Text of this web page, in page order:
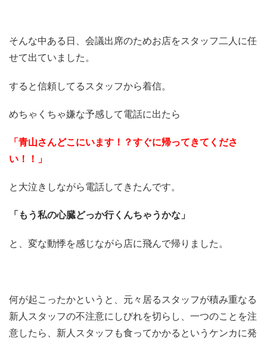
そんな中ある日、会議出席のためお店をスタッフ二人に任
せて出ていました。
すると信頼してるスタッフから着信。
めちゃくちゃ嫌な予感して電話に出たら
「青山さんどこにいます！？すぐに帰ってきてくださ
い！！」
と大泣きしながら電話してきたんです。
「もう私の心臓どっか行くんちゃうかな」
と、変な動悸を感じながら店に飛んで帰りました。
何が起こったかというと、元々居るスタッフが積み重なる
新人スタッフの不注意にしびれを切らし、一つのことを注
意したら、新人スタッフも食ってかかるというケンカに発